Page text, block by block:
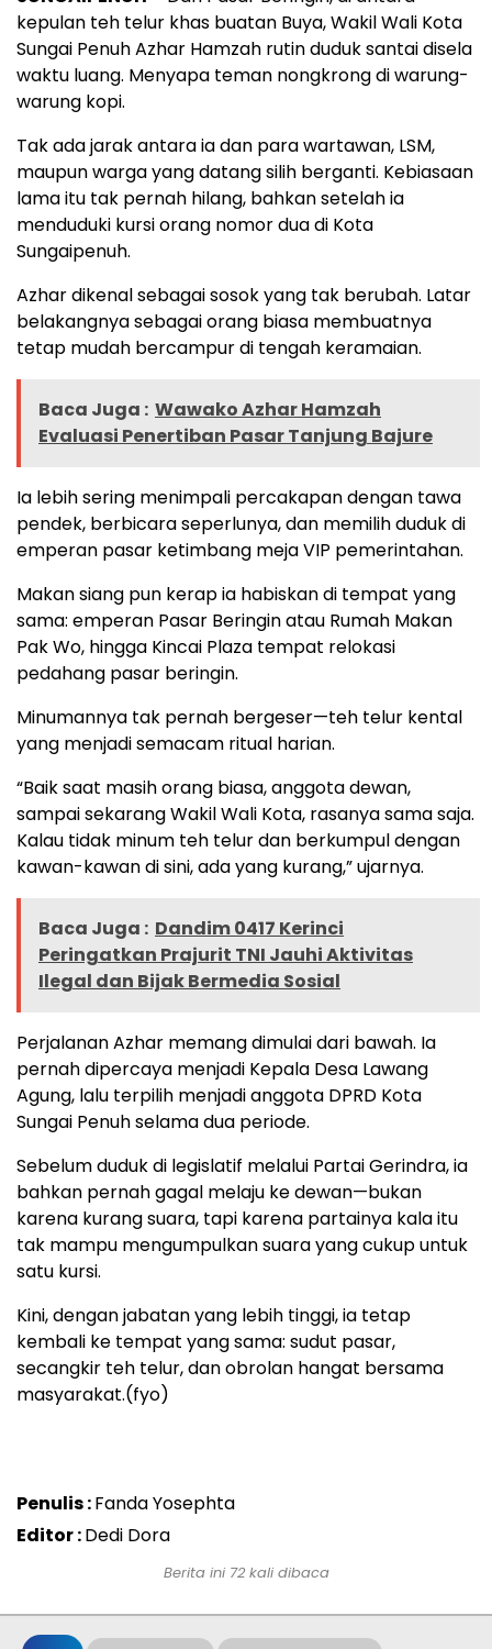
kepulan teh telur khas buatan Buya, Wakil Wali Kota
Sungai Penuh Azhar Hamzah rutin duduk santai disela
waktu luang. Menyapa teman nongkrong di warung-
warung kopi.
Tak ada jarak antara ia dan para wartawan, LSM,
maupun warga yang datang silih berganti. Kebiasaan
lama itu tak pernah hilang, bahkan setelah ia
menduduki kursi orang nomor dua di Kota
Sungaipenuh.
Azhar dikenal sebagai sosok yang tak berubah. Latar
belakangnya sebagai orang biasa membuatnya
tetap mudah bercampur di tengah keramaian.
Baca Juga : Wawako Azhar Hamzah
Evaluasi Penertiban Pasar Tanjung Bajure
Ia lebih sering menimpali percakapan dengan tawa
pendek, berbicara seperlunya, dan memilih duduk di
emperan pasar ketimbang meja VIP pemerintahan.
Makan siang pun kerap ia habiskan di tempat yang
sama: emperan Pasar Beringin atau Rumah Makan
Pak Wo, hingga Kincai Plaza tempat relokasi
pedahang pasar beringin.
Minumannya tak pernah bergeser—teh telur kental
yang menjadi semacam ritual harian.
“Baik saat masih orang biasa, anggota dewan,
sampai sekarang Wakil Wali Kota, rasanya sama saja.
Kalau tidak minum teh telur dan berkumpul dengan
kawan-kawan di sini, ada yang kurang,” ujarnya.
Baca Juga : Dandim 0417 Kerinci
Peringatkan Prajurit TNI Jauhi Aktivitas
Ilegal dan Bijak Bermedia Sosial
Perjalanan Azhar memang dimulai dari bawah. Ia
pernah dipercaya menjadi Kepala Desa Lawang
Agung, lalu terpilih menjadi anggota DPRD Kota
Sungai Penuh selama dua periode.
Sebelum duduk di legislatif melalui Partai Gerindra, ia
bahkan pernah gagal melaju ke dewan—bukan
karena kurang suara, tapi karena partainya kala itu
tak mampu mengumpulkan suara yang cukup untuk
satu kursi.
Kini, dengan jabatan yang lebih tinggi, ia tetap
kembali ke tempat yang sama: sudut pasar,
secangkir teh telur, dan obrolan hangat bersama
masyarakat.(fyo)
Penulis :Fanda Yosephta
Editor :Dedi Dora
Berita ini 72 kali dibaca